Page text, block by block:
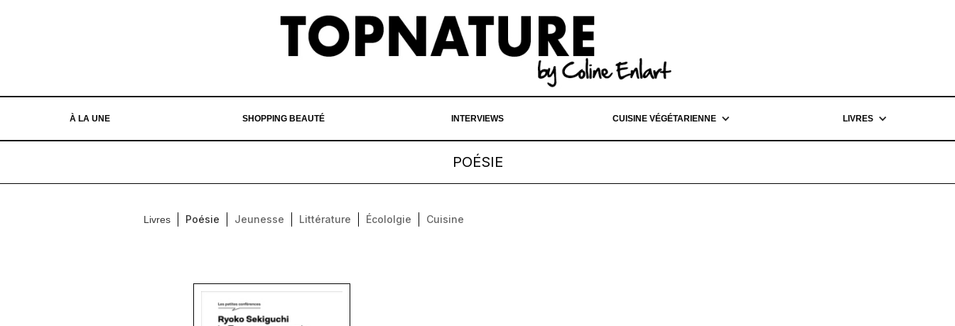
À LA UNE SHOPPING BEAUTÉ INTERVIEWS CUISINE VÉGÉTARIENNE LIVRES
POÉSIE
Livres Poésie Jeunesse Littérature Écololgie Cuisine